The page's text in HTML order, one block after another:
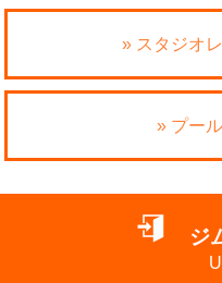
» スタジオ
» プー
ジ